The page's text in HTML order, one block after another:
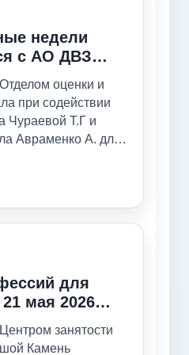
колледжа
и профпробы
уровня. Мастер-
Дитенюк
по
работам, по
по
по гибке и
делу и т.д.
недели
с АО ДВЗ
оценки и
при содействии
Чураевой Т.Г и
Авраменко А. для
наладчик
станков»
экскурсии в
цеха Вячеслав
а провел
бюро
рассказал
для
мая 2026
занятости
Камень